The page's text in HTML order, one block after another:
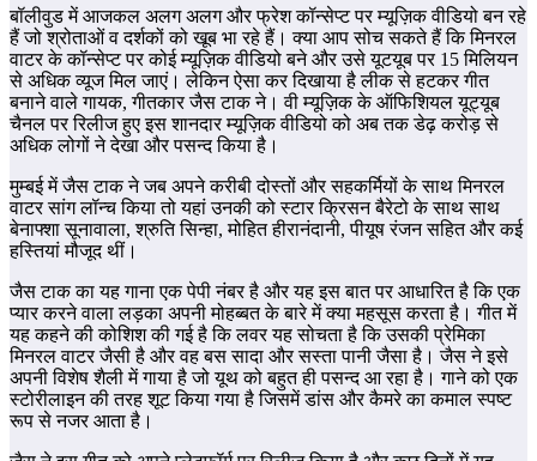
बॉलीवुड में आजकल अलग अलग और फ्रेश कॉन्सेप्ट पर म्यूज़िक वीडियो बन रहे
हैं जो श्रोताओं व दर्शकों को खूब भा रहे हैं। क्या आप सोच सकते हैं कि मिनरल
वाटर के कॉन्सेप्ट पर कोई म्यूज़िक वीडियो बने और उसे यूटयूब पर 15 मिलियन
से अधिक व्यूज मिल जाएं। लेकिन ऐसा कर दिखाया है लीक से हटकर गीत
बनाने वाले गायक, गीतकार जैस टाक ने। वी म्यूज़िक के ऑफिशियल यूट्यूब
चैनल पर रिलीज हुए इस शानदार म्यूज़िक वीडियो को अब तक डेढ़ करोड़ से
अधिक लोगों ने देखा और पसन्द किया है।
मुम्बई में जैस टाक ने जब अपने करीबी दोस्तों और सहकर्मियों के साथ मिनरल
वाटर सांग लॉन्च किया तो यहां उनकी को स्टार क्रिसन बैरेटो के साथ साथ
बेनाफ्शा सूनावाला, श्रुति सिन्हा, मोहित हीरानंदानी, पीयूष रंजन सहित और कई
हस्तियां मौजूद थीं।
जैस टाक का यह गाना एक पेपी नंबर है और यह इस बात पर आधारित है कि एक
प्यार करने वाला लड़का अपनी मोहब्बत के बारे में क्या महसूस करता है। गीत में
यह कहने की कोशिश की गई है कि लवर यह सोचता है कि उसकी प्रेमिका
मिनरल वाटर जैसी है और वह बस सादा और सस्ता पानी जैसा है। जैस ने इसे
अपनी विशेष शैली में गाया है जो यूथ को बहुत ही पसन्द आ रहा है। गाने को एक
स्टोरीलाइन की तरह शूट किया गया है जिसमें डांस और कैमरे का कमाल स्पष्ट
रूप से नजर आता है।